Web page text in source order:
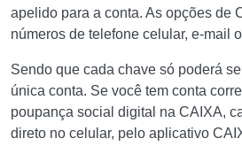
apelido para a conta. As opções de
números de telefone celular, e-mail
Sendo que cada chave só poderá
única conta. Se você tem conta
poupança social digital na CAIXA,
direto no celular, pelo aplicativo